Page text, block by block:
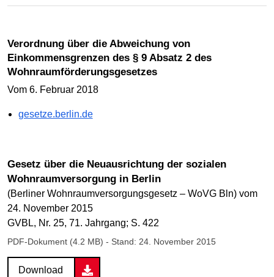
Verordnung über die Abweichung von
Einkommensgrenzen des § 9 Absatz 2 des
Wohnraumförderungsgesetzes
Vom 6. Februar 2018
gesetze.berlin.de
Gesetz über die Neuausrichtung der sozialen
Wohnraumversorgung in Berlin
(Berliner Wohnraumversorgungsgesetz – WoVG Bln) vom
24. November 2015
GVBL, Nr. 25, 71. Jahrgang; S. 422
PDF-Dokument (4.2 MB) - Stand: 24. November 2015
Download